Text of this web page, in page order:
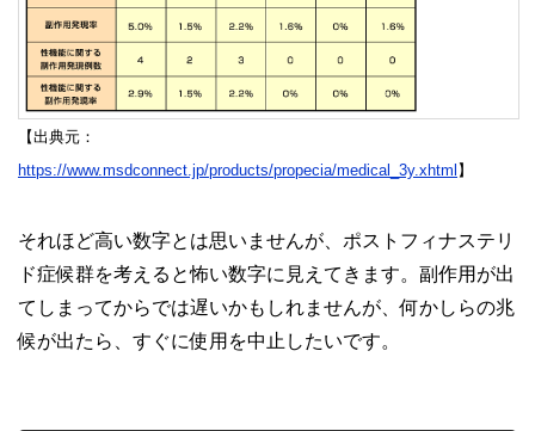
【出典元：
https://www.msdconnect.jp/products/propecia/medical_3y.xhtml】
それほど高い数字とは思いませんが、ポストフィナステリ
ド症候群を考えると怖い数字に見えてきます。副作用が出
てしまってからでは遅いかもしれませんが、何かしらの兆
候が出たら、すぐに使用を中止したいです。